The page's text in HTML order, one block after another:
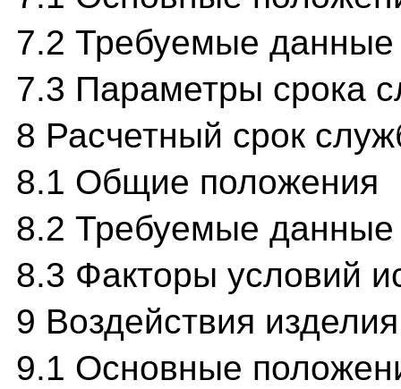
7.2 Требуемые данные
7.3 Параметры срока
8 Расчетный срок
8.1 Общие положения
8.2 Требуемые данные
8.3 Факторы условий
9 Воздействия изделия
9.1 Основные